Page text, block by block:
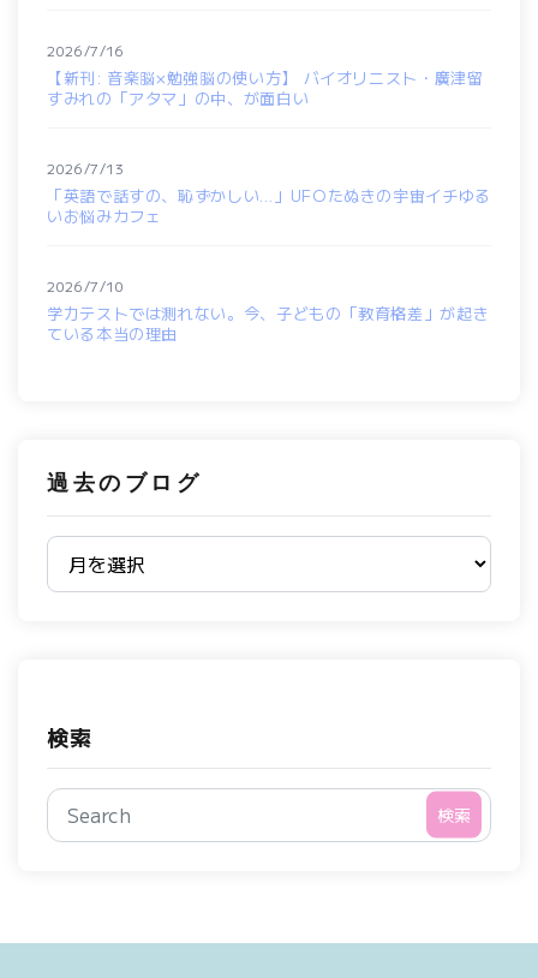
【新刊: 音楽脳×勉強脳の使い方】 バイオリニスト・廣津留
すみれの「アタマ」の中、が面白い
2026/7/16
「英語で話すの、恥ずかしい…」UFOたぬきの宇宙イチゆる
いお悩みカフェ
2026/7/13
学力テストでは測れない。今、子どもの「教育格差」が起き
ている本当の理由
2026/7/10
過去のブログ
過去のブログ
検索
検索